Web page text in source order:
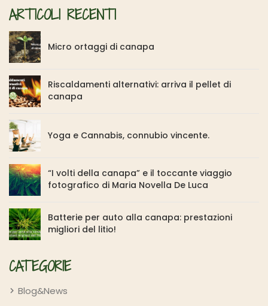
ARTICOLI RECENTI
Micro ortaggi di canapa
Riscaldamenti alternativi: arriva il pellet di
canapa
Yoga e Cannabis, connubio vincente.
“I volti della canapa” e il toccante viaggio
fotografico di Maria Novella De Luca
Batterie per auto alla canapa: prestazioni
migliori del litio!
CATEGORIE
Blog&News